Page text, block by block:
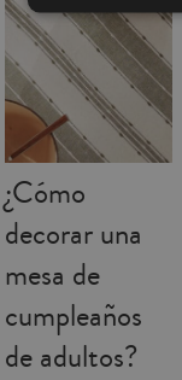
¿Cómo
decorar una
mesa de
cumpleaños
de adultos?